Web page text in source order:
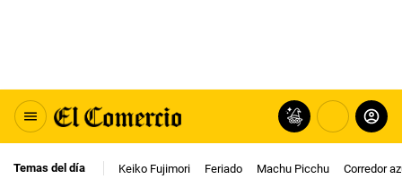
Temas del día Keiko Fujimori Feriado Machu Picchu Corredor